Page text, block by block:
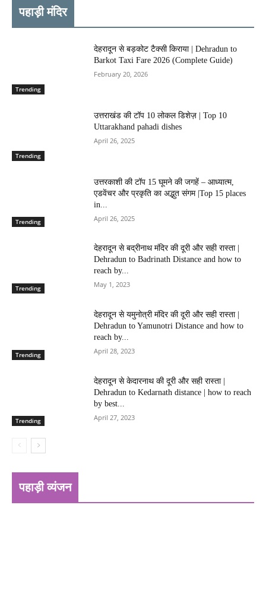
पहाड़ी मंदिर
Trending
देहरादून से बड़कोट टैक्सी किराया | Dehradun to
Barkot Taxi Fare 2026 (Complete Guide)
February 20, 2026
Trending
उत्तराखंड की टॉप 10 लोकल डिशेज़ | Top 10
Uttarakhand pahadi dishes
April 26, 2025
Trending
उत्तरकाशी की टॉप 15 घूमने की जगहें – आध्यात्म,
एडवेंचर और प्रकृति का अद्भुत संगम |Top 15 places
in...
April 26, 2025
Trending
देहरादून से बद्रीनाथ मंदिर की दूरी और सही रास्ता |
Dehradun to Badrinath Distance and how to
reach by...
May 1, 2023
Trending
देहरादून से यमुनोत्री मंदिर की दूरी और सही रास्ता |
Dehradun to Yamunotri Distance and how to
reach by...
April 28, 2023
Trending
देहरादून से केदारनाथ की दूरी और सही रास्ता |
Dehradun to Kedarnath distance | how to reach
by best...
April 27, 2023
पहाड़ी व्यंजन